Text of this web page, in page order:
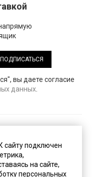
вы даете согласие
данных
cайту подключен
на сайте,
персональных